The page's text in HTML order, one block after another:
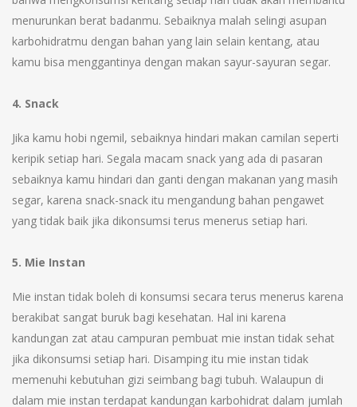
menurunkan berat badanmu. Sebaiknya malah selingi asupan
karbohidratmu dengan bahan yang lain selain kentang, atau
kamu bisa menggantinya dengan makan sayur-sayuran segar.
4. Snack
Jika kamu hobi ngemil, sebaiknya hindari makan camilan seperti
keripik setiap hari. Segala macam snack yang ada di pasaran
sebaiknya kamu hindari dan ganti dengan makanan yang masih
segar, karena snack-snack itu mengandung bahan pengawet
yang tidak baik jika dikonsumsi terus menerus setiap hari.
5. Mie Instan
Mie instan tidak boleh di konsumsi secara terus menerus karena
berakibat sangat buruk bagi kesehatan. Hal ini karena
kandungan zat atau campuran pembuat mie instan tidak sehat
jika dikonsumsi setiap hari. Disamping itu mie instan tidak
memenuhi kebutuhan gizi seimbang bagi tubuh. Walaupun di
dalam mie instan terdapat kandungan karbohidrat dalam jumlah